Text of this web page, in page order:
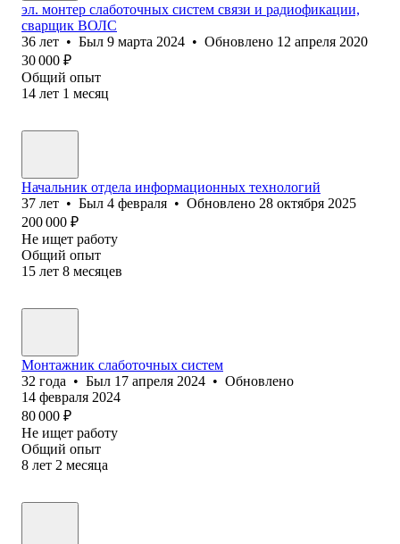
эл. монтер слаботочных систем связи и радиофикации,
сварщик ВОЛС
36 лет • Был 9 марта 2024 • Обновлено 12 апреля 2020
30 000 ₽
Общий опыт
14 лет 1 месяц
Начальник отдела информационных технологий
37 лет • Был 4 февраля • Обновлено 28 октября 2025
200 000 ₽
Не ищет работу
Общий опыт
15 лет 8 месяцев
Монтажник слаботочных систем
32 года • Был 17 апреля 2024 • Обновлено
14 февраля 2024
80 000 ₽
Не ищет работу
Общий опыт
8 лет 2 месяца